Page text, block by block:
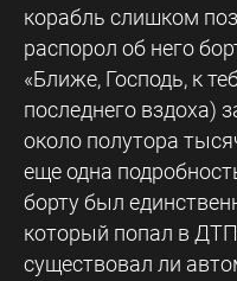
корабль слишком
распорол об него
«Ближе, Господь, к
последнего вздоха)
около полутора
еще одна
борту был
который попал в
существовал ли